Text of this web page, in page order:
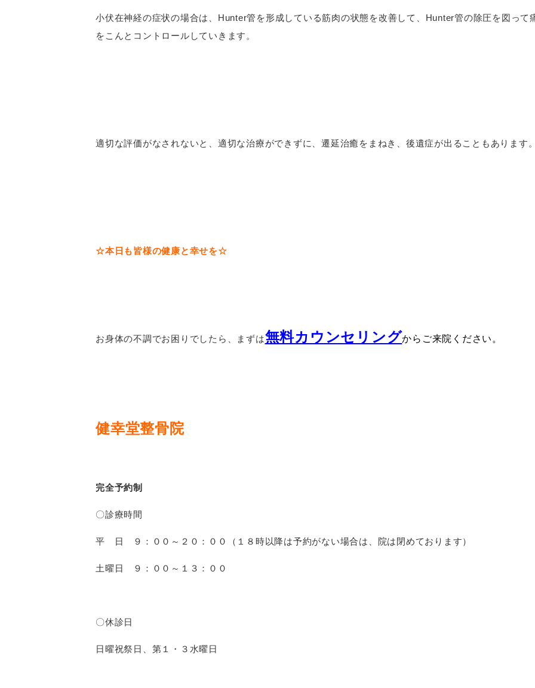
小伏在神経の症状の場合は、Hunter管を形成している筋肉の状態を改善して、Hunter管の除圧を図って
をこんとコントロールしていきます。
適切な評価がなされないと、適切な治療ができずに、遷延治癒をまねき、後遺症が出ることもあります。
☆本日も皆様の健康と幸せを☆
お身体の不調でお困りでしたら、まずは無料カウンセリングからご来院ください。
健幸堂整骨院
完全予約制
〇診療時間
平 日 ９：００～２０：００（１８時以降は予約がない場合は、院は閉めております）
土曜日 ９：００～１３：００
〇休診日
日曜祝祭日、第１・３水曜日